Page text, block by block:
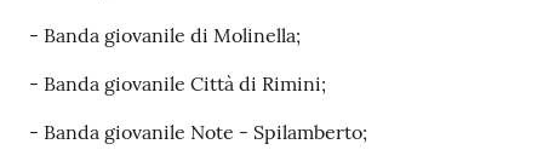
Seguici
- Banda giovanile di Molinella;
- Banda giovanile Città di Rimini;
- Banda giovanile Note - Spilamberto;